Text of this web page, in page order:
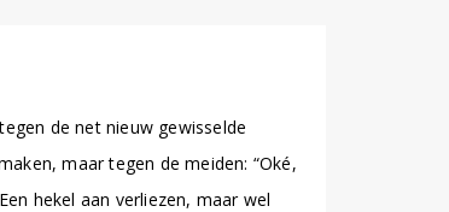
de net nieuw gewisselde
maar tegen de meiden: “Oké,
hekel aan verliezen, maar wel